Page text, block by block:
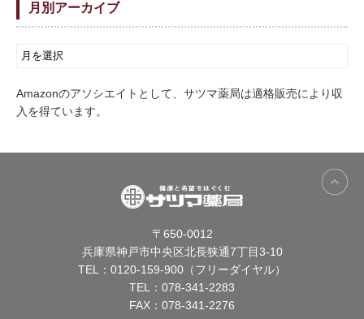
月別アーカイブ
Amazonのアソシエイトとして、サツマ薬局は適格販売により収
入を得ています。
〒650-0012
兵庫県神戸市中央区北長狭通7丁目3-10
TEL： 0120-159-900（フリーダイヤル）
TEL： 078-341-2283
FAX：078-341-2276